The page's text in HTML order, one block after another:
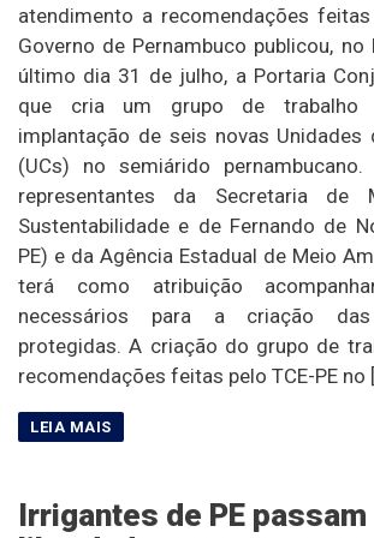
atendimento a recomendações
Governo de Pernambuco publicou,
último dia 31 de julho, a Portaria
que cria um grupo de trabalho
implantação de seis novas Unidades
(UCs) no semiárido
representantes da Secretaria de
Sustentabilidade e de Fernando de
PE) e da Agência Estadual de Meio
terá como atribuição
necessários para a criação
protegidas. A criação do grupo de
recomendações feitas pelo TCE-PE no
Irrigantes de PE